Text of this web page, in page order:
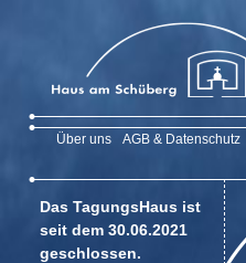
Über uns AGB & Datenschutz
Das TagungsHaus ist
seit dem 30.06.2021
geschlossen.